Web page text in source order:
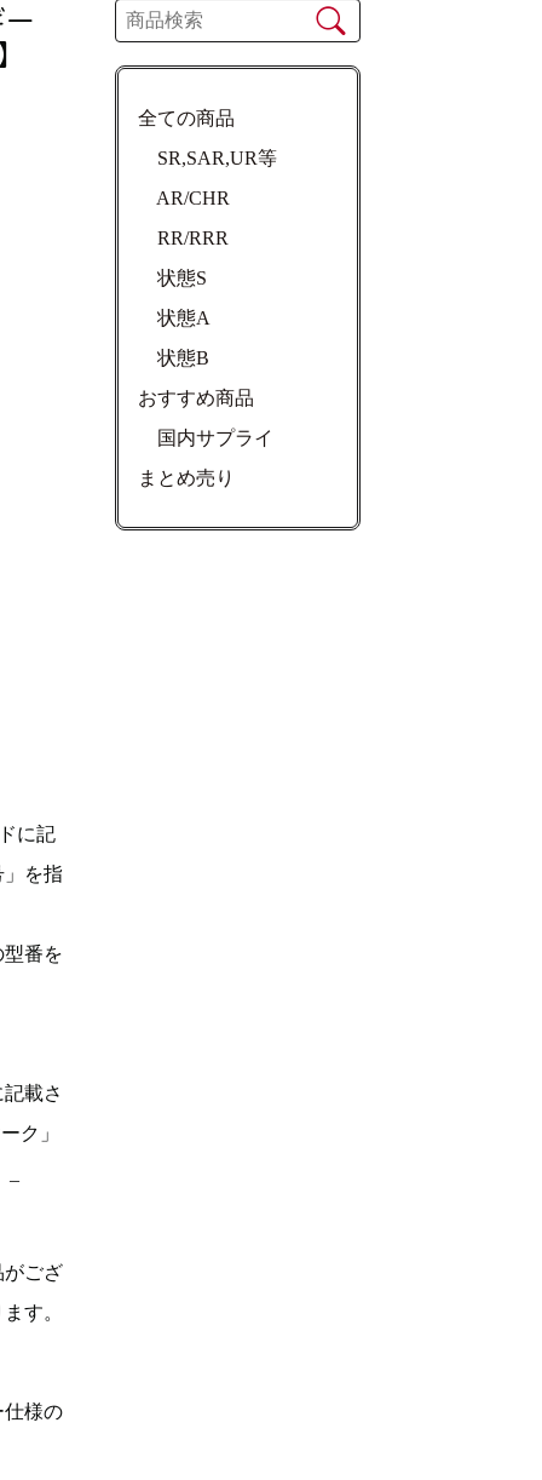
に記
」を指
番を
載さ
ク」
がござ
す。
仕様の
全ての商品
SR,SAR,UR等
AR/CHR
RR/RRR
状態S
状態A
状態B
おすすめ商品
国内サプライ
まとめ売り